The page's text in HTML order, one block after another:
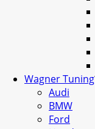
Wagner Tuning
Audi
BMW
Ford